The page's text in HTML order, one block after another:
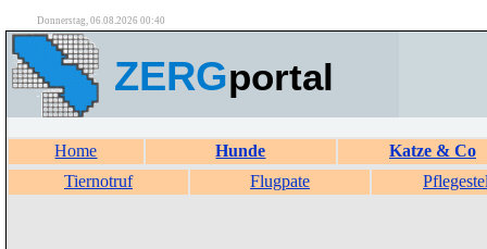
Donnerstag, 06.08.2026 00:40
ZERGportal
Home Hunde
Katze & Co
Tiernotruf
Flugpate